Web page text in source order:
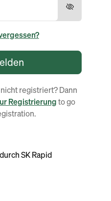
nicht registriert?Dann
Registrierungto go
SK Rapid